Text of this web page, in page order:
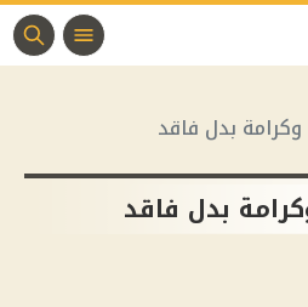
بدل فاقد
بدل فاقد